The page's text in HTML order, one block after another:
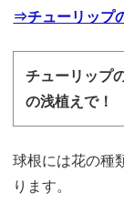
⇒チューリップ
チューリップ
の浅植えで！
球根には花の種
ります。